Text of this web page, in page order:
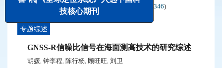
HTML全文( 414) 346)
专题综述
GNSS-R信噪比信号在海面测高技术的研究综述
胡媛, 钟李程, 陈行杨, 顾旺旺, 刘卫
技核心期刊